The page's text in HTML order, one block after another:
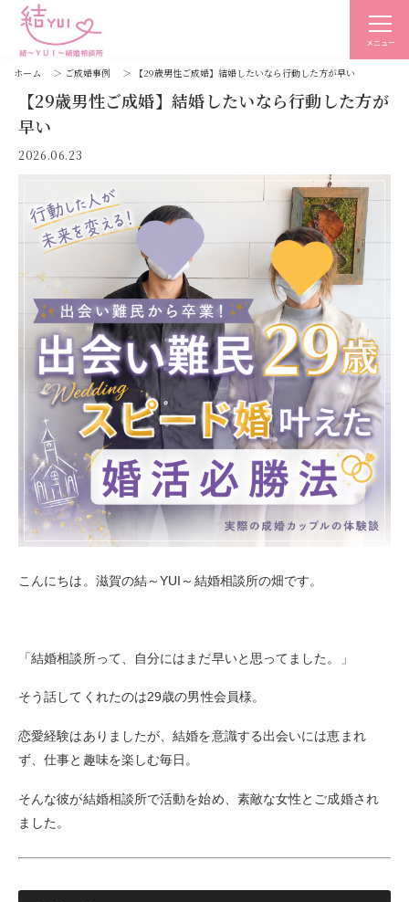
メニュー
ホーム ＞ ご成婚事例 ＞ 【29歳男性ご成婚】結婚したいなら行動した方が早い
【29歳男性ご成婚】結婚したいなら行動した方が
早い
2026.06.23
こんにちは。滋賀の結～YUI～結婚相談所の畑です。
「結婚相談所って、自分にはまだ早いと思ってました。」
そう話してくれたのは29歳の男性会員様。
恋愛経験はありましたが、結婚を意識する出会いには恵まれ
ず、仕事と趣味を楽しむ毎日。
そんな彼が結婚相談所で活動を始め、素敵な女性とご成婚され
ました。